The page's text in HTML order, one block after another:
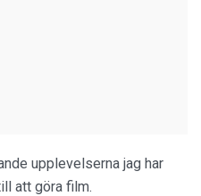
upplevelserna jag har
att göra film.